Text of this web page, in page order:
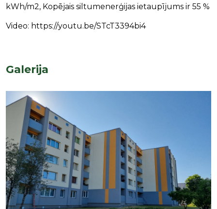
kWh/m2, Kopējais siltumenerģijas ietaupījums ir 55 %
Video: https://youtu.be/STcT3394bi4
Galerija